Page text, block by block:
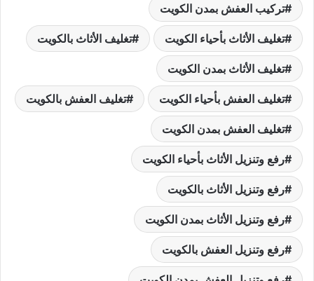
تركيب العفش بمدن الكويت
تغليف الأثاث بأحياء الكويت تغليف الأثاث بالكويت
تغليف الأثاث بمدن الكويت
تغليف العفش بأحياء الكويت تغليف العفش بالكويت
تغليف العفش بمدن الكويت
رفع وتنزيل الأثاث بأحياء الكويت
رفع وتنزيل الأثاث بالكويت
رفع وتنزيل الأثاث بمدن الكويت
رفع وتنزيل العفش بالكويت